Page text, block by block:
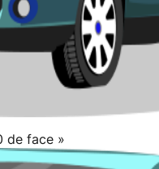
de face »